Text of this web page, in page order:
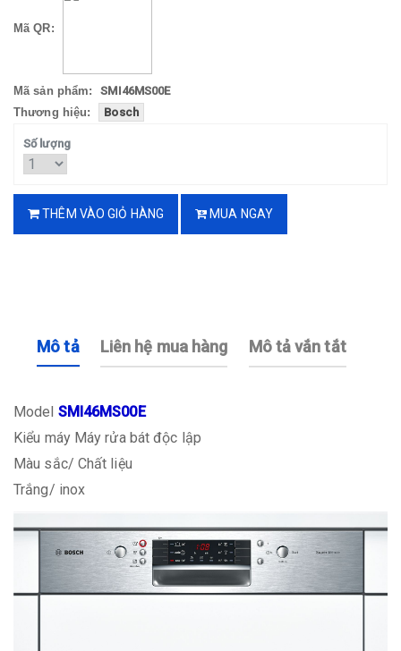
Mã QR:
Mã sản phẩm:
SMI46MS00E
Thương hiệu:
Bosch
Số lượng
THÊM VÀO GIỎ HÀNG MUA NGAY
Mô tả Liên hệ mua hàng Mô tả vắn tắt
Model SMI46MS00E
Kiểu máy Máy rửa bát độc lập
Màu sắc/ Chất liệu
Trắng/ inox